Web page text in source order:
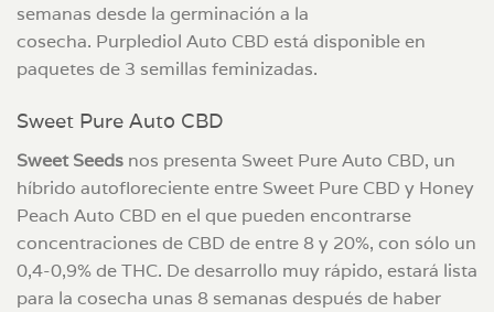
semanas desde la germinación a la
cosecha. Purplediol Auto CBD está disponible en
paquetes de 3 semillas feminizadas.
Sweet Pure Auto CBD
Sweet Seeds nos presenta Sweet Pure Auto CBD, un
híbrido autofloreciente entre Sweet Pure CBD y Honey
Peach Auto CBD en el que pueden encontrarse
concentraciones de CBD de entre 8 y 20%, con sólo un
0,4-0,9% de THC. De desarrollo muy rápido, estará lista
para la cosecha unas 8 semanas después de haber